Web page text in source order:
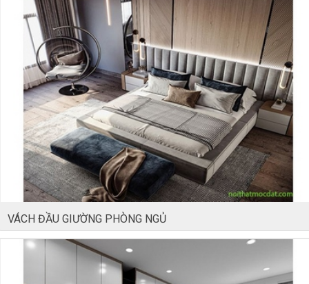
VÁCH ĐẦU GIƯỜNG PHÒNG NGỦ